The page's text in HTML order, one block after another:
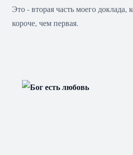
Это - вторая часть моего доклада,
короче, чем первая.